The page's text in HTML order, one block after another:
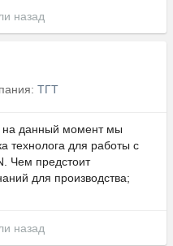
назад
ТГТ
на данный момент мы
технолога для работы с
Чем предстоит
для производства;
назад